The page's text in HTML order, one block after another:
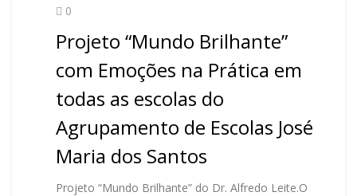
0
Projeto “Mundo Brilhante”
com Emoções na Prática em
todas as escolas do
Agrupamento de Escolas José
Maria dos Santos
Projeto “Mundo Brilhante” do Dr. Alfredo Leite.O